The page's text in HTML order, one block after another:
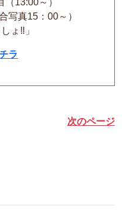
（13:00～）
合写真15：00～）
ょ‼」
ラ
次のページ